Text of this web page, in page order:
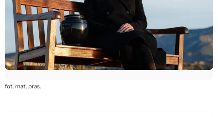
fot. mat. pras.